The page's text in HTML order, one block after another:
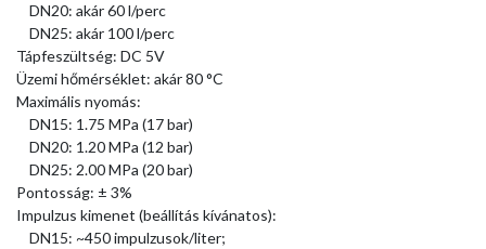
DN20: akár 60 l/perc
DN25: akár 100 l/perc
Tápfeszültség: DC 5V
Üzemi hőmérséklet: akár 80 °C
Maximális nyomás:
DN15: 1.75 MPa (17 bar)
DN20: 1.20 MPa (12 bar)
DN25: 2.00 MPa (20 bar)
Pontosság: ± 3%
Impulzus kimenet (beállítás kívánatos):
DN15: ~450 impulzusok/liter;